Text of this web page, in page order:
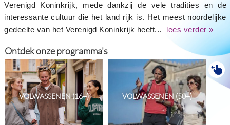
Verenigd Koninkrijk, mede dankzij de vele tradities en de
interessante cultuur die het land rijk is. Het meest noordelijke
gedeelte van het Verenigd Koninkrijk heeft...
lees verder »
Ontdek onze programma's
VOLWASSENEN (16+) VOLWASSENEN (50+)